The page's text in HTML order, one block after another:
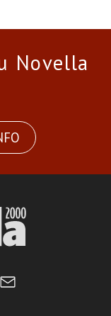
Novella